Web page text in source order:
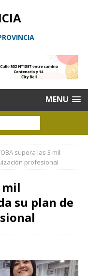
MENU
supera las 3 mil
profesional
mil
su plan de